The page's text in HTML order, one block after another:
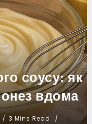
соусу: як
вдома
3 Mins Read